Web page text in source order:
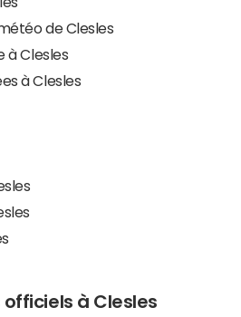
de Clesles
à Clesles
à Clesles
à Clesles